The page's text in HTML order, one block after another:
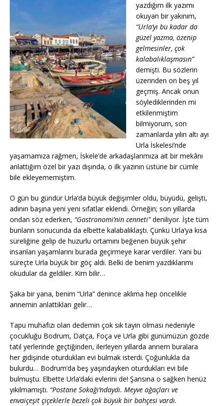
yazdığım ilk yazımı
okuyan bir yakınım,
“Urla’yı bu kadar da
güzel yazma, özenip
gelmesinler, çok
kalabalıklaşmasın”
demişti. Bu sözlerin
üzerinden on beş yıl
geçmiş. Ancak onun
söylediklerinden mi
etkilenmiştim
bilmiyorum, son
zamanlarda yılın altı ayı
Urla İskelesi’nde
yaşamamıza rağmen, İskele’de arkadaşlarımıza ait bir mekânı
anlattığım özel bir yazı dışında, o ilk yazının üstüne bir cümle
bile ekleyememiştim.
O gün bu gündür Urla’da büyük değişimler oldu, büyüdü, gelişti,
adının başına yeni yeni sıfatlar eklendi. Örneğin; son yıllarda
ondan söz ederken, “Gastronomi’nin cenneti”deniliyor. İşte tüm
bunların sonucunda da elbette kalabalıklaştı. Çünkü Urla’ya kısa
süreliğine gelip de huzurlu ortamını beğenen büyük şehir
insanları yaşamlarını burada geçirmeye karar verdiler. Yani bu
süreçte Urla büyük bir göç aldı. Belki de benim yazdıklarımı
okudular da geldiler. Kim bilir…
Şaka bir yana, benim “Urla” denince aklıma hep öncelikle
annemin anlattıkları gelir…
Tapu muhafızı olan dedemin çok sık tayin olması nedeniyle
çocukluğu Bodrum, Datça, Foça ve Urla gibi günümüzün gözde
tatil yerlerinde geçtiğinden, ilerleyen yıllarda annem buralara
her gidişinde oturdukları evi bulmak isterdi. Çoğunlukla da
bulurdu… Bodrum’da beş yaşındayken oturdukları evi bile
bulmuştu. Elbette Urla’daki evlerini de! Şansına o sağken henüz
yıkılmamıştı. “Postane Sokağı’ndaydı. Meyve ağaçları ve
envaiçeşit çiçeklerle bezeli çok büyük bir bahçesi vardı.